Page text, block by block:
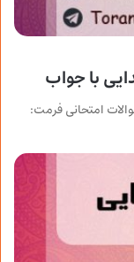
با جواب
امتحانی فرمت: